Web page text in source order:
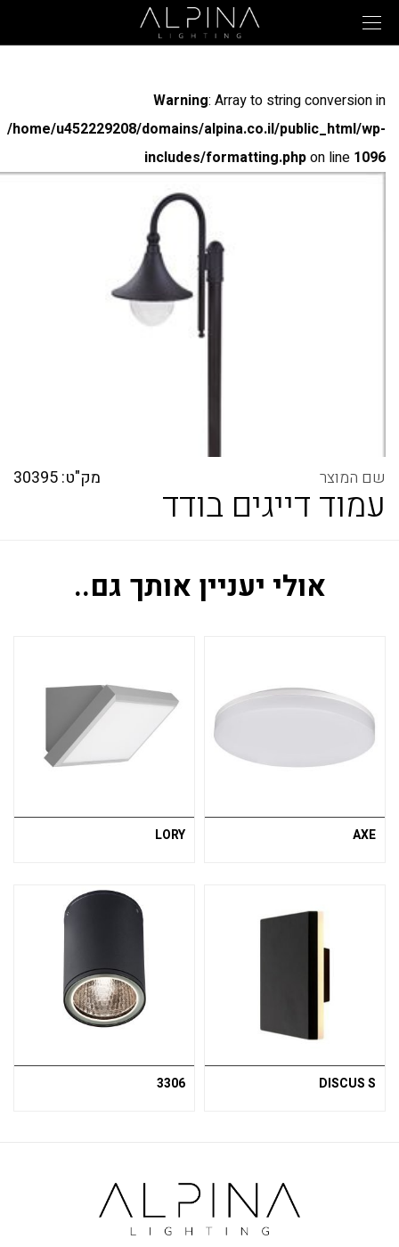
Warning: Array to string conversion in
/home/u452229208/domains/alpina.co.il/public_html/wp-
includes/formatting.phpon line 1096
Warning
/home/u452229208/domains/alpina.co.il/public_html/wp-
includes/formatting.php
עמוד דייגים בודד
מק"ט: 30395
אולי יעניין אותך גם..
AXE
LORY
DISCUS S
3306